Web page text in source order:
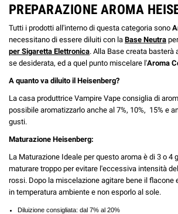
PREPARAZIONE AROMA
Tutti i prodotti all'interno di questa categoria sono
necessitano di essere diluiti con la Base Neutra
per Sigaretta Elettronica. Alla Base creata basterà
se desiderata, ed a quel punto miscelare l'Aroma
A quanto va diluito il Heisenberg?
La casa produttrice Vampire Vape consiglia di
possibile aromatizzarlo anche al 7%, 10%, 15% e
gusti.
Maturazione Heisenberg:
La Maturazione Ideale per questo aroma è di 3 o 4
maturare troppo per evitare l'eccessiva intensità
rossi. Dopo la miscelazione agitare bene il flacone
in temperatura ambiente e non esporlo al sole.
Diluizione consigliata: dal 7% al 20%